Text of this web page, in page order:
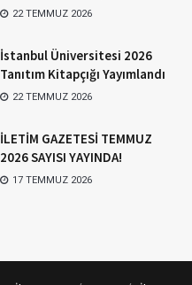
22 TEMMUZ 2026
İstanbul Üniversitesi 2026
Tanıtım Kitapçığı Yayımlandı
22 TEMMUZ 2026
İLETİM GAZETESİ TEMMUZ
2026 SAYISI YAYINDA!
17 TEMMUZ 2026